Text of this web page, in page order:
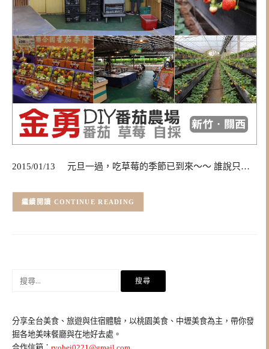
2015/01/13 元旦一過，吃草莓的季節已到來～～ 誰說只…
CONTINUE READING
字:
分享全台美食、旅遊與住宿體驗，以桃園美食、中壢美食為主，帶你發
掘各地美味餐廳與在地好去處。